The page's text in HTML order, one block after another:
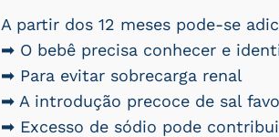
A partir dos 12 meses pode-se
➡ O bebê precisa conhecer e
➡ Para evitar sobrecarga renal
➡ A introdução precoce de sal
➡ Excesso de sódio pode